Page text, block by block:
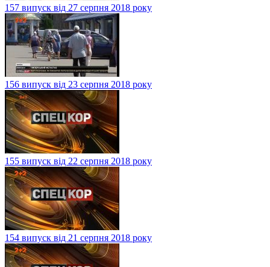
157 випуск від 27 серпня 2018 року
156 випуск від 23 серпня 2018 року
155 випуск від 22 серпня 2018 року
154 випуск від 21 серпня 2018 року